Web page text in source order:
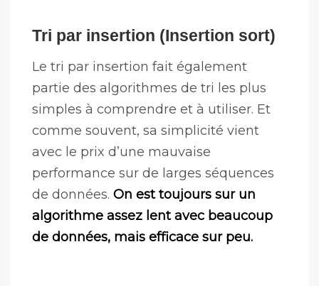
Tri par insertion (Insertion sort)
Le tri par insertion fait également
partie des algorithmes de tri les plus
simples à comprendre et à utiliser. Et
comme souvent, sa simplicité vient
avec le prix d’une mauvaise
performance sur de larges séquences
de données. On est toujours sur un
algorithme assez lent avec beaucoup
de données, mais efficace sur peu.